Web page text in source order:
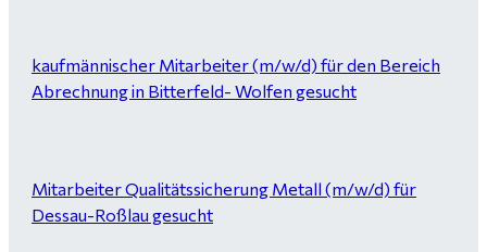
kaufmännischer Mitarbeiter (m/w/d) für den Bereich
Abrechnung in Bitterfeld- Wolfen gesucht
Mitarbeiter Qualitätssicherung Metall (m/w/d) für
Dessau-Roßlau gesucht